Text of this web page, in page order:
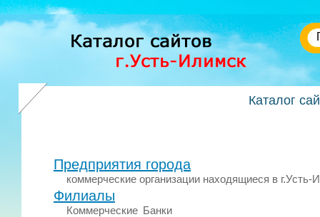
Каталог
Предприятия города
коммерческие организации находящиеся в г.Усть-
Филиалы
Коммерческие Банки